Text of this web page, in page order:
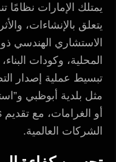
يمتلك الإمارات نظامًا
يتعلق بالإنشاءات،
الاستشاري الهندسي ذو
المحلية، وكودات
تبسيط عملية إصدار
مثل بلدية أبوظبي
الشركات العالمية.